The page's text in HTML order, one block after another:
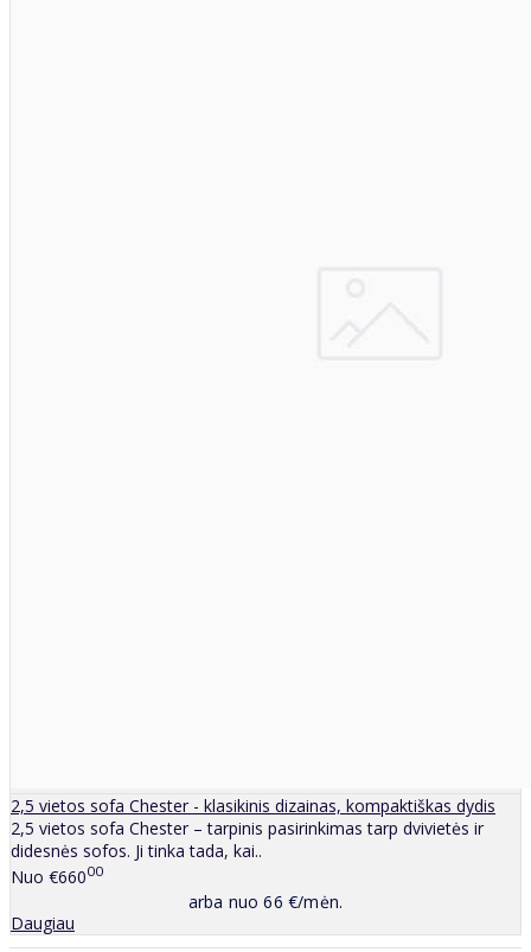
2,5 vietos sofa Chester - klasikinis dizainas, kompaktiškas dydis
2,5 vietos sofa Chester – tarpinis pasirinkimas tarp dvivietės ir
didesnės sofos. Ji tinka tada, kai..
Nuo €66000
arba nuo 66 €/mėn.
Daugiau